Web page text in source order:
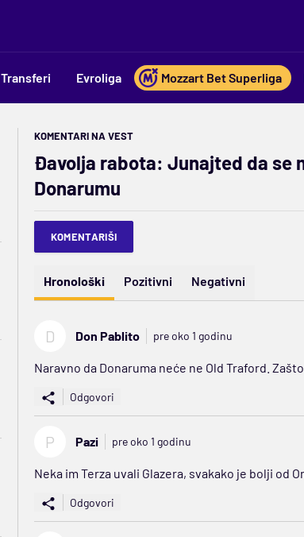
Transferi Evroliga Mozzart Bet Superliga
KOMENTARI NA VEST
Đavolja rabota: Junajted da se
Donarumu
KOMENTARIŠI
Hronološki Pozitivni Negativni
D Don Pablito pre oko 1 godinu
Naravno da Donaruma neće ne Old Traford.
Odgovori
P Pazi pre oko 1 godinu
Neka im Terza uvali Glazera, svakako je bolji od
Odgovori